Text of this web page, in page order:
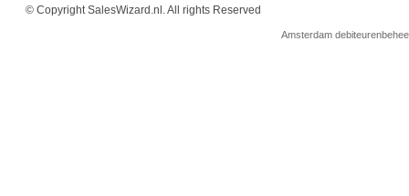
© Copyright SalesWizard.nl. All rights Reserved
Amsterdam